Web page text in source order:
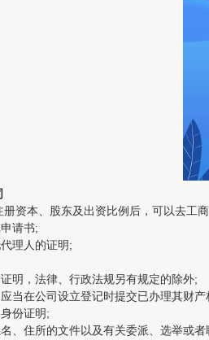
本、股东及出资比例后，可以去工商
请书;
理人的证明;
，法律、行政法规另有规定的除外;
在公司设立登记时提交已办理其财产
份证明;
住所的文件以及有关委派、选举或者